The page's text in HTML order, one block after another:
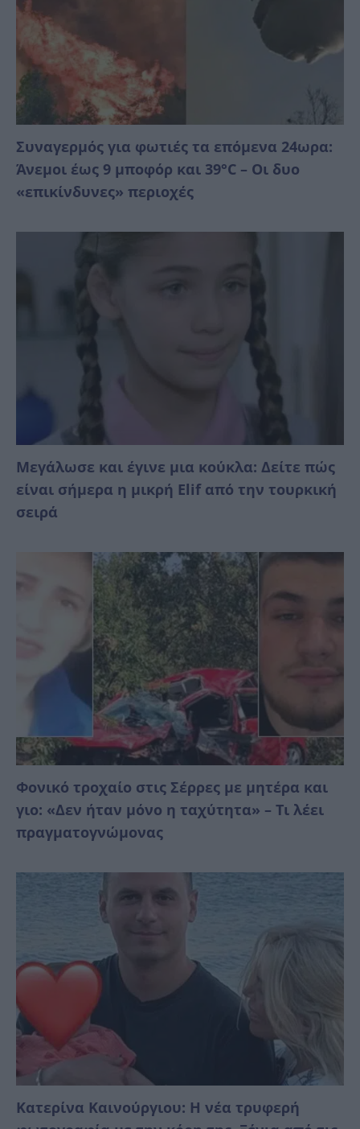
Συναγερμός για φωτιές τα επόμενα 24ωρα:
Άνεμοι έως 9 μποφόρ και 39°C – Οι δυο
«επικίνδυνες» περιοχές
Μεγάλωσε και έγινε μια κούκλα: Δείτε πώς
είναι σήμερα η μικρή Elif από την τουρκική
σειρά
Φονικό τροχαίο στις Σέρρες με μητέρα και
γιο: «Δεν ήταν μόνο η ταχύτητα» – Τι λέει
πραγματογνώμονας
Κατερίνα Καινούργιου: Η νέα τρυφερή